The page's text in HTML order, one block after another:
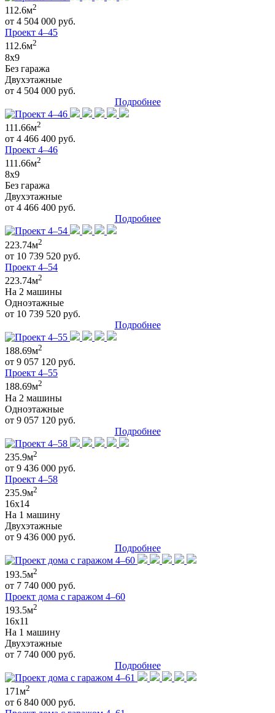
112.6м2
от 4 504 000 руб.
Проект 4–45
112.6м2
8x9
Без гаража
Двухэтажные
от 4 504 000 руб.
Подробнее
111.66м2
от 4 466 400 руб.
Проект 4–46
111.66м2
8x9
Без гаража
Двухэтажные
от 4 466 400 руб.
Подробнее
223.74м2
от 10 739 520 руб.
Проект 4–54
223.74м2
На 2 машины
Одноэтажные
от 10 739 520 руб.
Подробнее
188.69м2
от 9 057 120 руб.
Проект 4–55
188.69м2
На 2 машины
Одноэтажные
от 9 057 120 руб.
Подробнее
235.9м2
от 9 436 000 руб.
Проект 4–58
235.9м2
16x14
На 1 машину
Двухэтажные
от 9 436 000 руб.
Подробнее
193.5м2
от 7 740 000 руб.
Проект дома с гаражом 4–60
193.5м2
16x11
На 1 машину
Двухэтажные
от 7 740 000 руб.
Подробнее
171м2
от 6 840 000 руб.